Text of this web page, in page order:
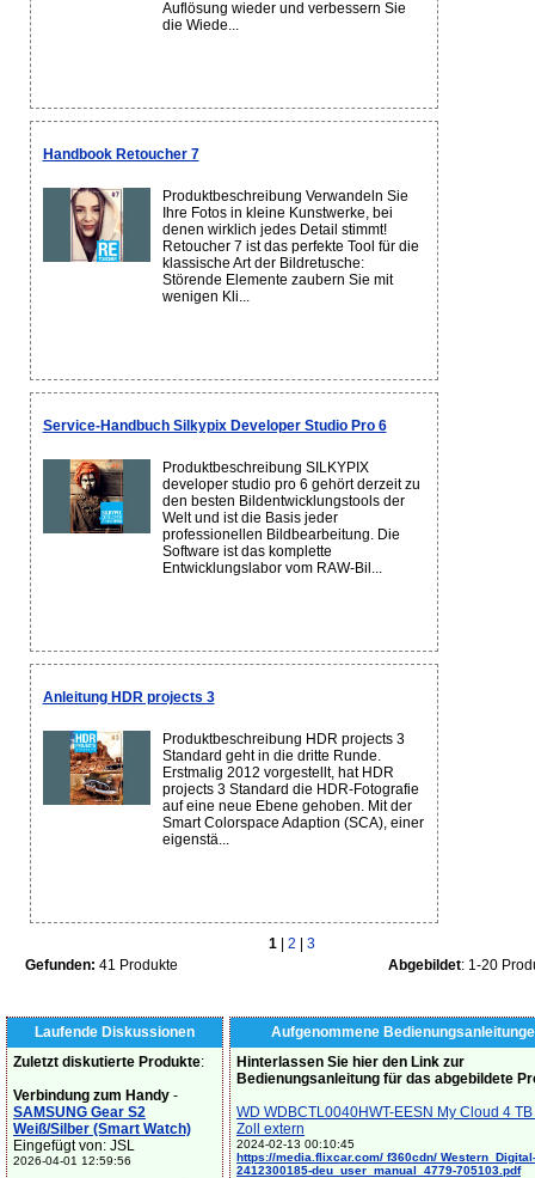
Auflösung wieder und verbessern Sie
die Wiede...
Handbook Retoucher 7
Produktbeschreibung Verwandeln Sie
Ihre Fotos in kleine Kunstwerke, bei
denen wirklich jedes Detail stimmt!
Retoucher 7 ist das perfekte Tool für die
klassische Art der Bildretusche:
Störende Elemente zaubern Sie mit
wenigen Kli...
Service-Handbuch Silkypix Developer Studio Pro 6
Produktbeschreibung SILKYPIX
developer studio pro 6 gehört derzeit zu
den besten Bildentwicklungstools der
Welt und ist die Basis jeder
professionellen Bildbearbeitung. Die
Software ist das komplette
Entwicklungslabor vom RAW-Bil...
Anleitung HDR projects 3
Produktbeschreibung HDR projects 3
Standard geht in die dritte Runde.
Erstmalig 2012 vorgestellt, hat HDR
projects 3 Standard die HDR-Fotografie
auf eine neue Ebene gehoben. Mit der
Smart Colorspace Adaption (SCA), einer
eigenstä...
1 2
3
Gefunden: 41 Produkte Abgebildet: 1-20
Laufende Diskussionen
Zuletzt diskutierte Produkte:
Verbindung zum Handy -
SAMSUNG Gear S2
Weiß/Silber (Smart Watch)
Eingefügt von: JSL
2026-04-01 12:59:56
Aufgenommene
Hinterlassen Sie hier den Link zur
Bedienungsanleitung für das abgebildete
WD WDBCTL0040HWT-EESN My Cloud 4
Zoll extern
2024-02-13 00:10:45
https://media.flixcar.com/ f360cdn/ Western_Digital-
2412300185-deu_user_manual_4779-705103.pdf